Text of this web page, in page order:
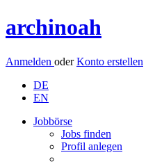
archinoah
Anmelden oderKonto erstellen
DE
EN
Jobbörse
Jobs finden
Profil anlegen